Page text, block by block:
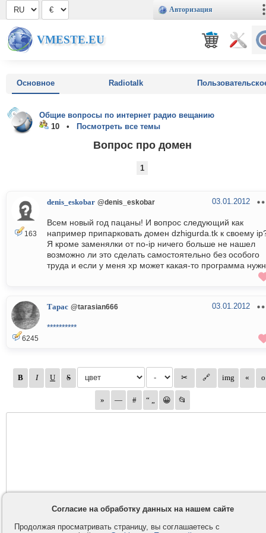
Авторизация
VMESTE.EU
Основное Radiotalk
Общие вопросы по интернет радио вещанию
10 •
Посмотреть все темы
Вопрос про домен
1
163
denis_eskobar @denis_eskobar 03.01.2012
Всем новый год пацаны! И вопрос следующий как
например припарковать домен dzhigurda.tk к своему
Я кроме заменялки от no-ip ничего больше не нашел
возможно ли это сделать самостоятельно без особого
труда и если у меня xp может какая-то программа
6245
Тарас @tarasian666 03.01.2012
**********
Согласие на обработку данных на нашем сайте
Продолжая просматривать страницу, вы соглашаетесь с